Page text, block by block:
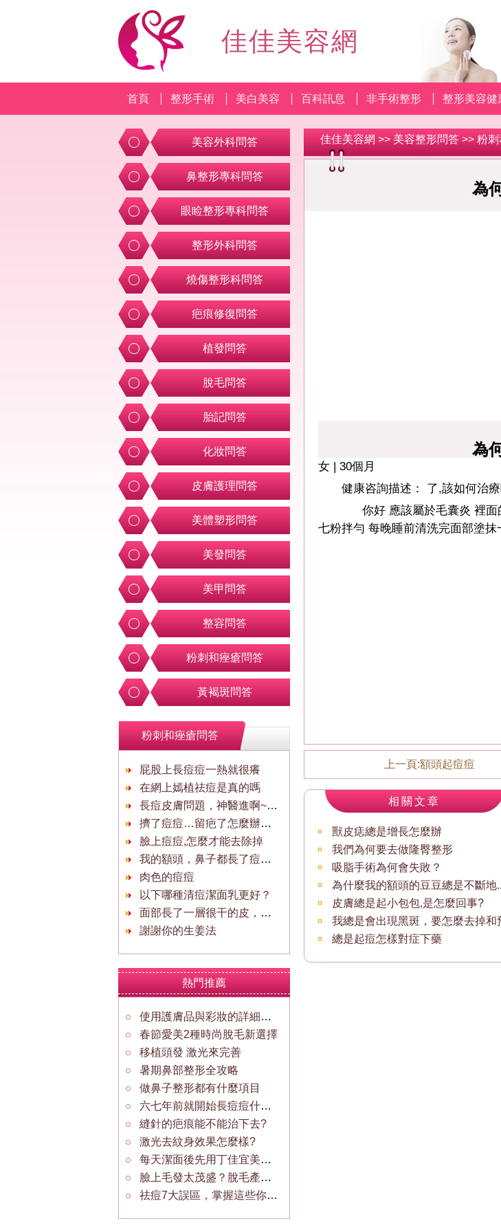
佳佳美容網
首頁 整形手術 美白美容 百科訊息 非手術整形 整形美容健
佳佳美容網 >> 美容整形問答 >> 粉
為
為
女 | 30個月
健康咨詢描述： 了,該如何治
你好 應該屬於毛囊炎 裡面
七粉拌勻 每晚睡前清洗完面部塗抹
上一頁:額頭起痘痘
相關文章
獸皮痣總是增長怎麼辦
我們為何要去做隆臀整形
吸脂手術為何會失敗？
為什麼我的額頭的豆豆總是不斷地..
皮膚總是起小包包,是怎麼回事?
總是起痘怎樣對症下藥
美容外科問答
鼻整形專科問答
眼睑整形專科問答
整形外科問答
燒傷整形科問答
疤痕修復問答
植發問答
脫毛問答
胎記問答
化妝問答
皮膚護理問答
美體塑形問答
美發問答
美甲問答
整容問答
粉刺和痤瘡問答
黃褐斑問答
粉刺和痤瘡問答
屁股上長痘痘一熱就很癢
在網上嫣植祛痘是真的嗎
長痘皮膚問題，神醫進啊~~謝謝謝謝了
擠了痘痘…留疤了怎麼辦？還能消麼？
臉上痘痘,怎麼才能去除掉
我的額頭，鼻子都長了痘痘怎麼辦？
肉色的痘痘
以下哪種清痘潔面乳更好？
面部長了一層很干的皮，撕了好痛
謝謝你的生姜法
熱門推薦
使用護膚品與彩妝的詳細步驟
春節愛美2種時尚脫毛新選擇
移植頭發 激光來完善
暑期鼻部整形全攻略
做鼻子整形都有什麼項目
六七年前就開始長痘痘什麼藥物可以治療
縫針的疤痕能不能治下去?
激光去紋身效果怎麼樣?
每天潔面後先用丁佳宜美白精素可以嗎
臉上毛發太茂盛？脫毛產品選擇使用須知
祛痘7大誤區，掌握這些你還怕痘痘嗎？